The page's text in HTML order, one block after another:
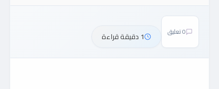
0 تعليق 1 دقيقة قراءة